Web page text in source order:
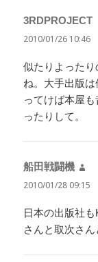
3RDPROJECT
2010/01/26 10:46
似たりよった
ね。大手出版
ってけば本屋
ったりして。
船田戦闘機
り:
2010/01/28 09:15
日本の出版社
さんと取次さ